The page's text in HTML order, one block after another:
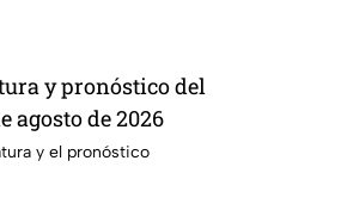
y pronóstico del
agosto de 2026
y el pronóstico